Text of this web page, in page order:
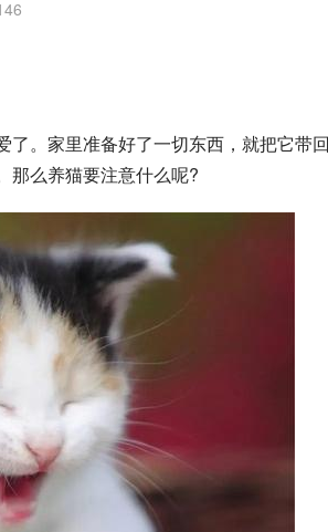
了。家里准备好了一切东西，就把它带
那么养猫要注意什么呢?